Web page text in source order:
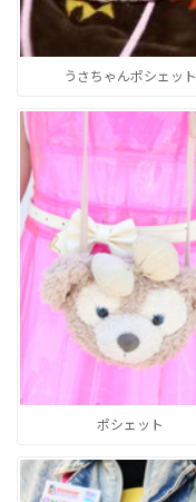
うさちゃんポシェット
ポシェット